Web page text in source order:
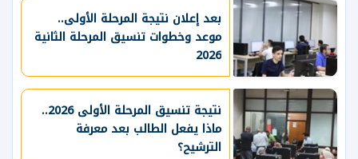
بعد إعلان نتيجة المرحلة الأولى..
موعد وخطوات تنسيق المرحلة الثانية
2026
نتيجة تنسيق المرحلة الأولى 2026..
ماذا يفعل الطالب بعد معرفة
الترشيح؟